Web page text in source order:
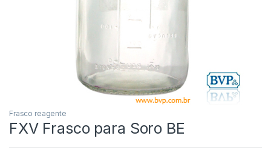
Frasco reagente
FXV Frasco para Soro BE